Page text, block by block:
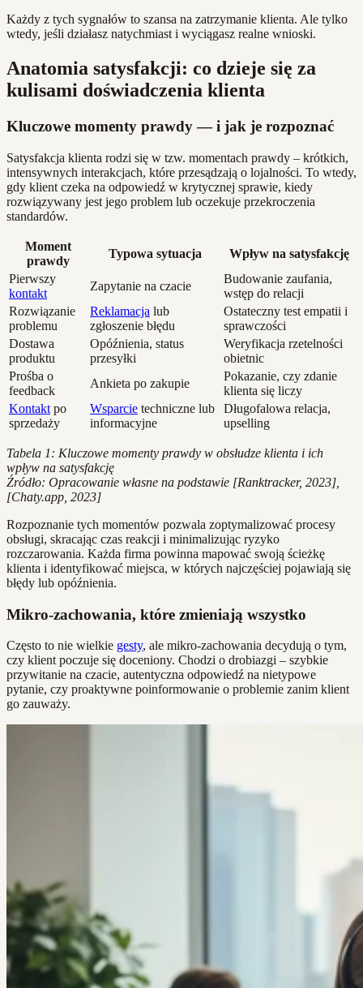
Każdy z tych sygnałów to szansa na zatrzymanie klienta. Ale tylko
wtedy, jeśli działasz natychmiast i wyciągasz realne wnioski.
Anatomia satysfakcji: co dzieje się za
kulisami doświadczenia klienta
Kluczowe momenty prawdy — i jak je rozpoznać
Satysfakcja klienta rodzi się w tzw. momentach prawdy – krótkich,
intensywnych interakcjach, które przesądzają o lojalności. To wtedy,
gdy klient czeka na odpowiedź w krytycznej sprawie, kiedy
rozwiązywany jest jego problem lub oczekuje przekroczenia
standardów.
Moment
prawdy
Typowa sytuacja
Wpływ na satysfakcję
Pierwszy
kontakt
Zapytanie na czacie
Budowanie zaufania,
wstęp do relacji
Rozwiązanie
problemu
Reklamacja lub
zgłoszenie błędu
Ostateczny test empatii i
sprawczości
Dostawa
produktu
Opóźnienia, status
przesyłki
Weryfikacja rzetelności
obietnic
Prośba o
feedback
Ankieta po zakupie
Pokazanie, czy zdanie
klienta się liczy
Kontakt po
sprzedaży
Wsparcie techniczne lub
informacyjne
Długofalowa relacja,
upselling
Tabela 1: Kluczowe momenty prawdy w obsłudze klienta i ich
wpływ na satysfakcję
Źródło: Opracowanie własne na podstawie [Ranktracker, 2023],
[Chaty.app, 2023]
Rozpoznanie tych momentów pozwala zoptymalizować procesy
obsługi, skracając czas reakcji i minimalizując ryzyko
rozczarowania. Każda firma powinna mapować swoją ścieżkę
klienta i identyfikować miejsca, w których najczęściej pojawiają się
błędy lub opóźnienia.
Mikro-zachowania, które zmieniają wszystko
Często to nie wielkie gesty, ale mikro-zachowania decydują o tym,
czy klient poczuje się doceniony. Chodzi o drobiazgi – szybkie
przywitanie na czacie, autentyczna odpowiedź na nietypowe
pytanie, czy proaktywne poinformowanie o problemie zanim klient
go zauważy.